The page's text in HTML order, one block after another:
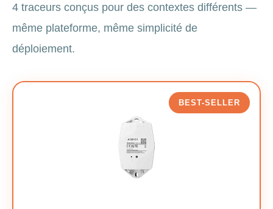
4 traceurs conçus pour des contextes différents —
même plateforme, même simplicité de
déploiement.
BEST-SELLER